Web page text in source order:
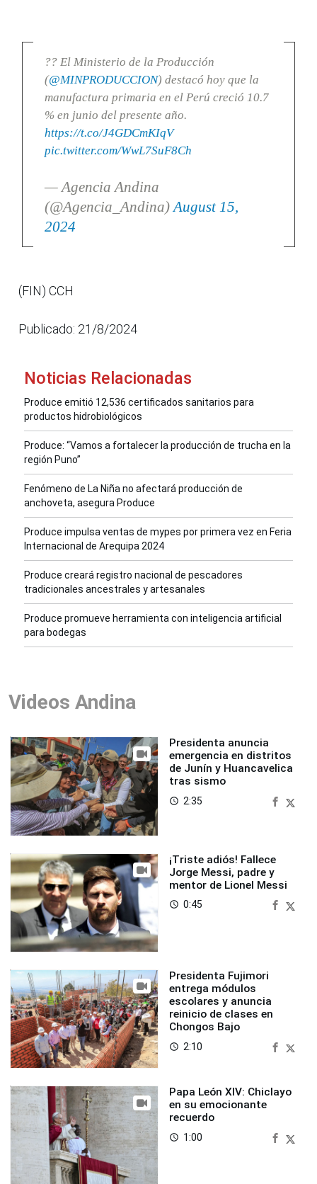
?? El Ministerio de la Producción
(@MINPRODUCCION) destacó hoy que la
manufactura primaria en el Perú creció 10.7
% en junio del presente año.
https://t.co/J4GDCmKIqV
pic.twitter.com/WwL7SuF8Ch
— Agencia Andina
(@Agencia_Andina) August 15,
2024
(FIN) CCH
Publicado: 21/8/2024
Noticias Relacionadas
Produce emitió 12,536 certificados sanitarios para
productos hidrobiológicos
Produce: “Vamos a fortalecer la producción de trucha en la
región Puno”
Fenómeno de La Niña no afectará producción de
anchoveta, asegura Produce
Produce impulsa ventas de mypes por primera vez en Feria
Internacional de Arequipa 2024
Produce creará registro nacional de pescadores
tradicionales ancestrales y artesanales
Produce promueve herramienta con inteligencia artificial
para bodegas
Videos Andina
Presidenta anuncia
emergencia en distritos
de Junín y Huancavelica
tras sismo
access_time 2:35
¡Triste adiós! Fallece
Jorge Messi, padre y
mentor de Lionel Messi
access_time 0:45
Presidenta Fujimori
entrega módulos
escolares y anuncia
reinicio de clases en
Chongos Bajo
access_time 2:10
Papa León XIV: Chiclayo
en su emocionante
recuerdo
access_time 1:00